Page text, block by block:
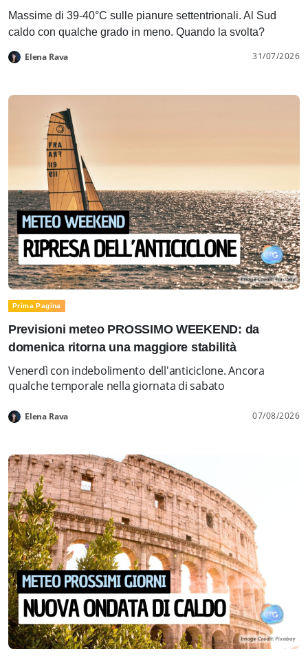
Massime di 39-40°C sulle pianure settentrionali. Al Sud
caldo con qualche grado in meno. Quando la svolta?
Elena Rava 31/07/2026
Prima Pagina
Previsioni meteo PROSSIMO WEEKEND: da
domenica ritorna una maggiore stabilità
Venerdì con indebolimento dell'anticiclone. Ancora
qualche temporale nella giornata di sabato
Elena Rava 07/08/2026